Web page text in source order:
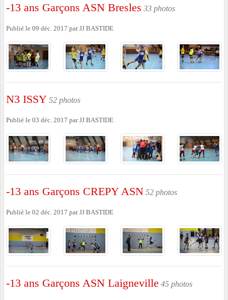
-13 ans Garçons ASN Bresles 33 photos
Publié le 09 déc. 2017 parJJ BASTIDE
N3 ISSY 52 photos
Publié le 03 déc. 2017 parJJ BASTIDE
-13 ans Garçons CREPY ASN 52 photos
Publié le 02 déc. 2017 parJJ BASTIDE
-13 ans Garçons ASN Laigneville 45 photos